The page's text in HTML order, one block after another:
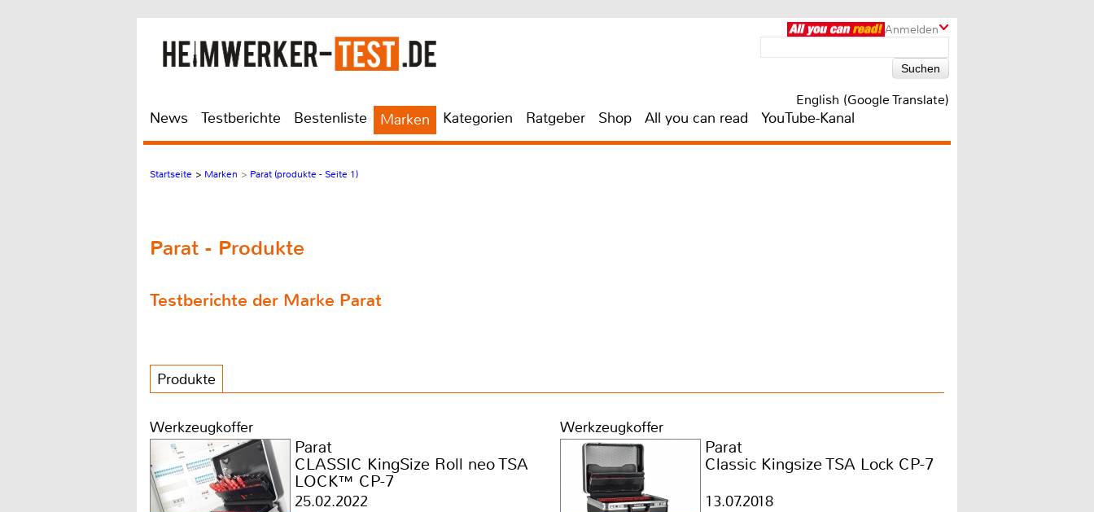
Anmelden
English (Google Translate)
News Testberichte Bestenliste Marken Kategorien Ratgeber Shop All you can read YouTube-Kanal
Startseite > Marken > Parat (produkte - Seite 1)
Parat - Produkte
Testberichte der Marke Parat
Produkte
Werkzeugkoffer
Parat
CLASSIC KingSize Roll neo TSA
LOCK™ CP-7
25.02.2022
Werkzeugkoffer
Parat
Classic Kingsize TSA Lock CP-7
13.07.2018